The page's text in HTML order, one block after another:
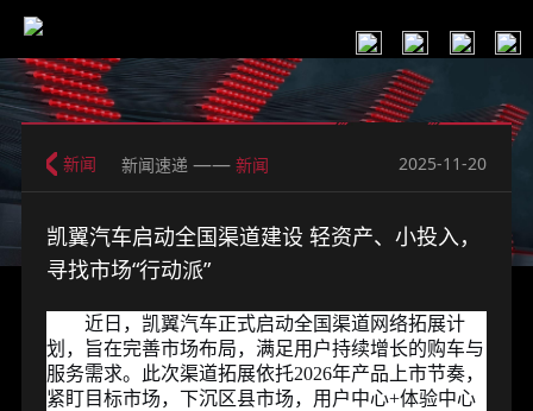
新闻 新闻速递 —— 新闻 2025-11-20
凯翼汽车启动全国渠道建设 轻资产、小投入，
寻找市场“行动派”
近日，凯翼汽车正式启动全国渠道网络拓展计
划，旨在完善市场布局，满足用户持续增长的购车与
服务需求。此次渠道拓展依托2026年产品上市节奏，
紧盯目标市场，下沉区县市场，用户中心+体验中心